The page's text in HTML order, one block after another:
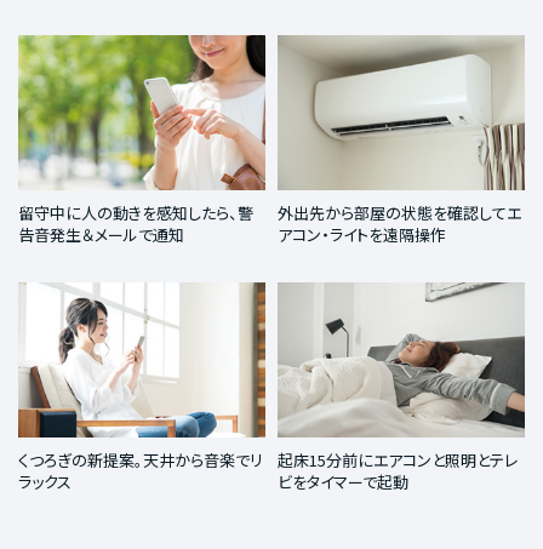
留守中に人の動きを感知したら、警
告音発生＆メールで通知
外出先から部屋の状態を確認してエ
アコン・ライトを遠隔操作
くつろぎの新提案。天井から音楽でリ
ラックス
起床15分前にエアコンと照明とテレ
ビをタイマーで起動